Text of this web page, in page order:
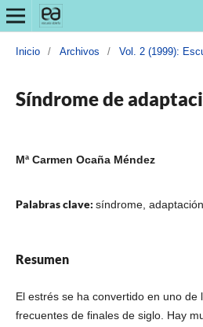
Inicio / Archivos / Vol. 2 (1999):
Síndrome de
Mª Carmen Ocaña Méndez
Palabras clave: síndrome, adaptación
Resumen
El estrés se ha convertido en uno de
frecuentes de finales de siglo. Hay